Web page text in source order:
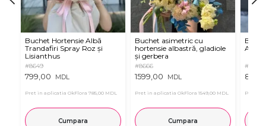
Buchet Hortensie Albă
Trandafiri Spray Roz și
Lisianthus
#8649
799,00 MDL
Pret in aplicatia OkFlora 785,00 MDL
Cumpara
Buchet asimetric cu
hortensie albastră, gladiole
și gerbera
#8666
1599,00 MDL
Pret in aplicatia OkFlora 1549,00 MDL
Cumpara
#8663
Pret in